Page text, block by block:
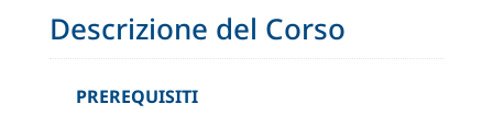
Descrizione del Corso
PREREQUISITI